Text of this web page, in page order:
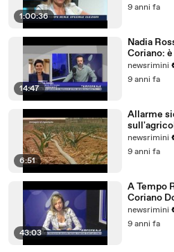
1:00:36
9 anni fa
14:47
Nadia
Coriano:
newsrimini
9 anni fa
6:51
Allarme
newsrimini
9 anni fa
43:03
A Tempo
Coriano
newsrimini
9 anni fa